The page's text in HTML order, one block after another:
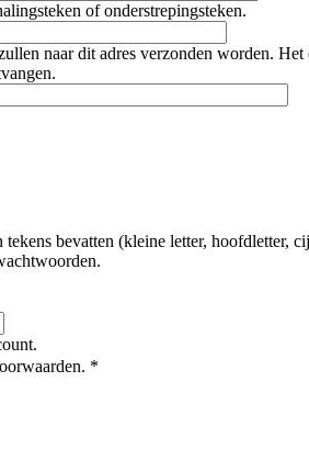
of onderstrepingsteken.
naar dit adres verzonden worden.
bevatten (kleine letter, hoofdletter,
*